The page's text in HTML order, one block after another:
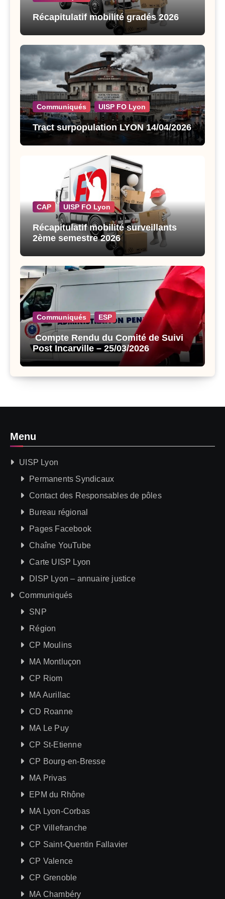
Récapitulatif mobilité gradés 2026
Communiqués UISP FO Lyon
Tract surpopulation LYON 14/04/2026
CAP UISP FO Lyon
Récapitulatif mobilité surveillants
2ème semestre 2026
Communiqués ESP
Compte Rendu du Comité de Suivi
Post Incarville – 25/03/2026
Menu
UISP Lyon
Permanents Syndicaux
Contact des Responsables de pôles
Bureau régional
Pages Facebook
Chaîne YouTube
Carte UISP Lyon
DISP Lyon – annuaire justice
Communiqués
SNP
Région
CP Moulins
MA Montluçon
CP Riom
MA Aurillac
CD Roanne
MA Le Puy
CP St-Etienne
CP Bourg-en-Bresse
MA Privas
EPM du Rhône
MA Lyon-Corbas
CP Villefranche
CP Saint-Quentin Fallavier
CP Valence
CP Grenoble
MA Chambéry